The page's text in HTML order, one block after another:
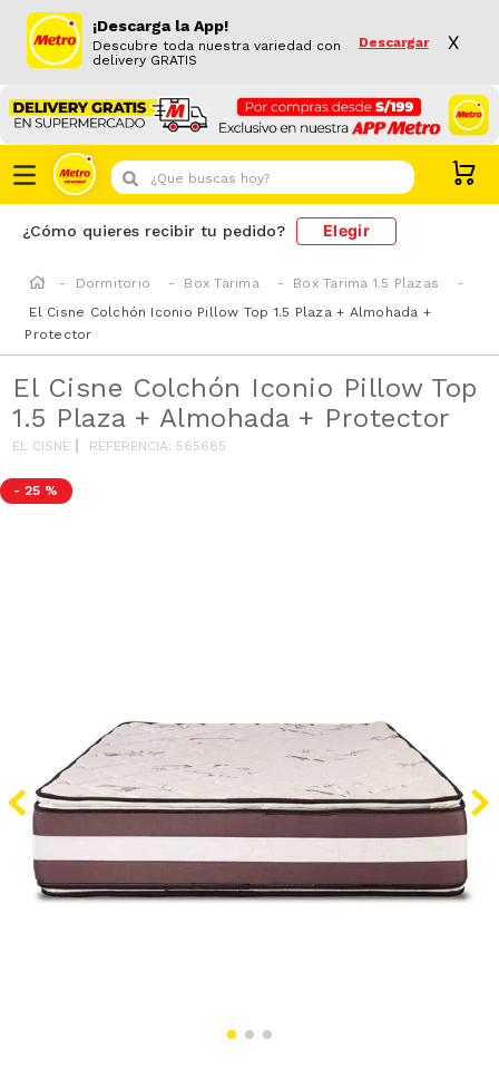
¡Descarga la App!
Descubre toda nuestra variedad con
delivery GRATIS
Descargar X
¿Que buscas hoy?
¿Cómo quieres recibir tu pedido? Elegir
Dormitorio Box Tarima
Box Tarima 1.5 Plazas
El Cisne Colchón Iconio Pillow Top 1.5 Plaza + Almohada +
Protector
El Cisne Colchón Iconio Pillow Top
1.5 Plaza + Almohada + Protector
EL CISNE REFERENCIA: 565685
- 25 %